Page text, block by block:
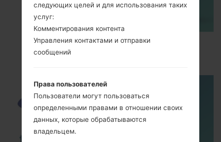
How to Enable Developer Options & USB
Debugging on Samsung ?
следующих целей и для использования таких
услуг:
Комментирования контента
Управления контактами и отправки
сообщений
Права пользователей
Пользователи могут пользоваться
определенными правами в отношении своих
данных, которые обрабатываются
владельцем.